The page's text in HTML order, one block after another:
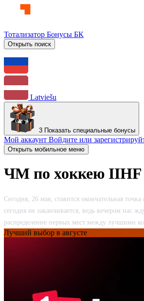
Тотализатор Бонусы БК
Открыть поиск
Latviešu
3 Показать специальные бонусы
Мой аккаунт Войдите или
Открыть мобильное меню
ЧМ по хоккею IIHF
Сегодня, 26 мая, ставится окончательная
сегодня не заканчивается, ведь вечером
распределение первых мест между лучшими
Лучший выбор в августе